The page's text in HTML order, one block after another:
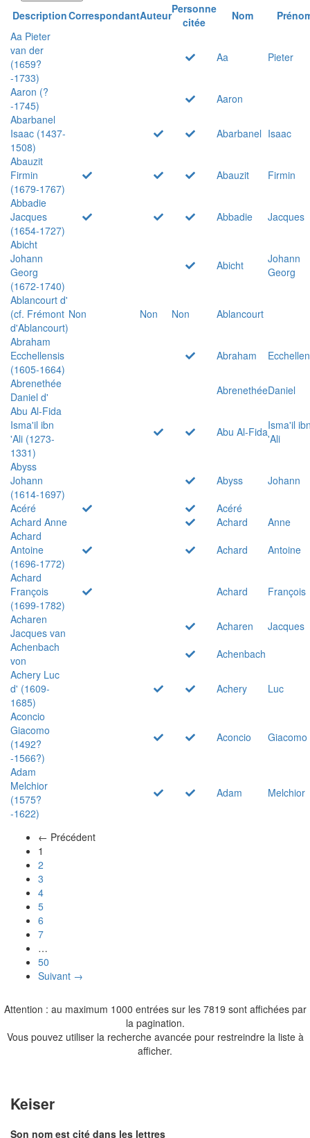
DescriptionCorrespondantAuteurPersonne
citée
Nom
Aa Pieter
van der
(1659?
-1733)
Aa Pieter
Aaron (?
-1745)
Aaron
Abarbanel
Isaac (1437-
1508)
Abarbanel Isaac
Abauzit
Firmin
(1679-1767)
Abauzit
Firmin
Abbadie
Jacques
(1654-1727)
Abbadie
Jacques
Abicht
Johann
Georg
(1672-1740)
Abicht
Johann
Georg
Ablancourt d'
(cf. Frémont
d'Ablancourt)
Non Non Non
Ablancourt
Abraham
Ecchellensis
(1605-1664)
Abraham
Abrenethée
Daniel d'
AbrenethéeDaniel
Abu Al-Fida
Isma'il ibn
'Ali (1273-
1331)
Abu Al-FidaIsma'il
'Ali
Abyss
Johann
(1614-1697)
Abyss
Johann
Acéré
Acéré
Achard Anne
Achard
Anne
Achard
Antoine
(1696-1772)
Achard
Antoine
Achard
François
(1699-1782)
Achard
François
Acharen
Jacques van
Acharen
Jacques
Achenbach
von
Achenbach
Achery Luc
d' (1609-
1685)
Achery
Luc
Aconcio
Giacomo
(1492?
-1566?)
Aconcio Giacomo
Adam
Melchior
(1575?
-1622)
Adam Melchior
← Précédent
1
2
3
4
5
6
7
…
50
Suivant →
Attention : au maximum 1000 entrées sur les 7819 sont affichées par
la pagination.
Vous pouvez utiliser la recherche avancée pour restreindre la liste à
afficher.
Keiser
Son nom est cité dans les lettres